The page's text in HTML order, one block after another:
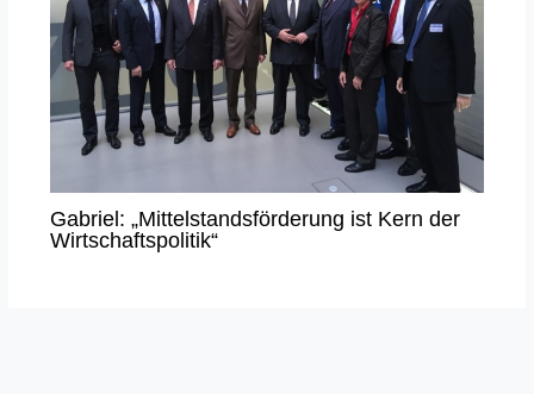
Gabriel: „Mittelstandsförderung ist Kern der
Wirtschaftspolitik“